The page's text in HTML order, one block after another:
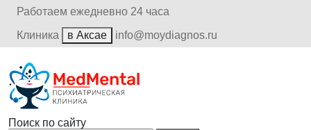
Работаем ежедневно 24 часа
Клиника
в Аксае info@moydiagnos.ru
Поиск по сайту